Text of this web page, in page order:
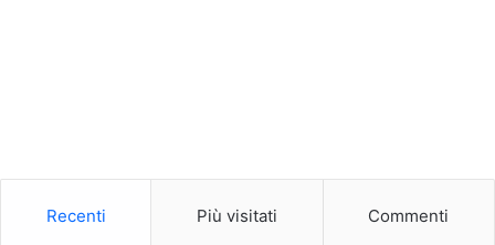
Recenti Più visitati Commenti